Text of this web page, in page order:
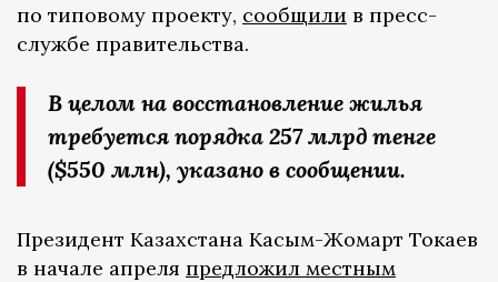
по типовому проекту, сообщили в пресс-
службе правительства.
В целом на восстановление жилья
требуется порядка 257 млрд тенге
($550 млн), указано в сообщении.
Президент Казахстана Касым-Жомарт Токаев
в начале апреля предложил местным